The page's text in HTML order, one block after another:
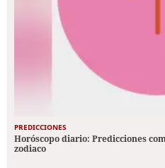
PREDICCIONES
Horóscopo diario: Predicciones
zodiaco